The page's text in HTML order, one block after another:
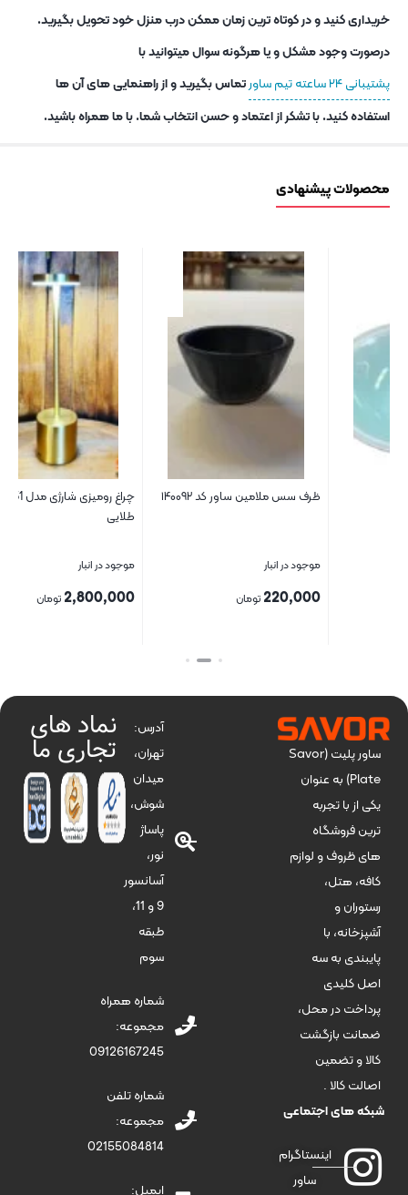
خریداری کنید و در کوتاه ترین زمان ممکن درب منزل خود تحویل بگیرید.
درصورت وجود مشکل و یا هرگونه سوال میتوانید با
پشتیبانی ۲۴ ساعته تیم ساور
تماس بگیرید و از راهنمایی های آن ها
استفاده کنید. با تشکر از اعتماد و حسن انتخاب شما. با ما همراه باشید.
محصولات پیشنهادی
چراغ رومیزی شارژی مدل G51 رنگ
موجود در انبار
2,800,000تومان
تخته سرو راکتی با روکش سنگ
موجود در انبار
1,490,000تومان
ساور پلیت (Savor
Plate) به عنوان
یکی از با تجربه
ترین فروشگاه
های ظروف و لوازم
کافه، هتل،
رستوران و
آشپزخانه، با
پایبندی به سه
اصل کلیدی
پرداخت در محل،
ضمانت بازگشت
کالا و تضمین
اصالت کالا .
شبکه های اجتماعی
اینستاگرام
ساور
آدرس:
تهران،
میدان
شوش،
پاساژ
نور،
آسانسور
9 و 11،
طبقه
سوم
شماره همراه
مجموعه:
09126167245
شماره تلفن
مجموعه:
02155084814
ایمیل:
نماد های
تجاری ما